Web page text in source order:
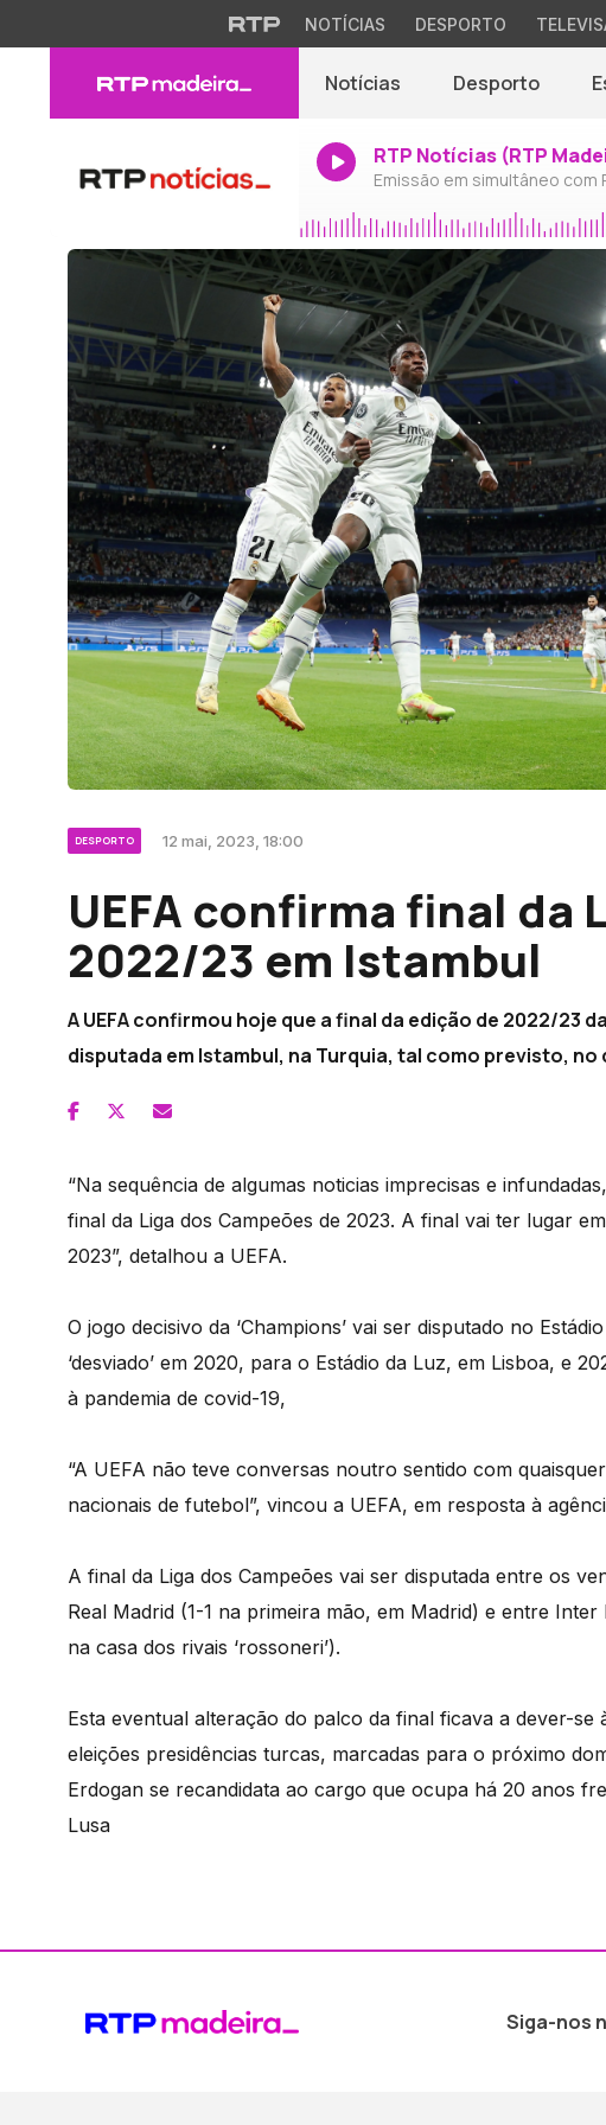
NOTÍCIAS DESPORTO
Notícias Desporto
RTP Notícias (RTP
Emissão em simultâneo com
DESPORTO 12 mai, 2023, 18:00
UEFA confirma final da
2022/23 em Istambul
A UEFA confirmou hoje que a final da edição de 2022/23
disputada em Istambul, na Turquia, tal como previsto, no
“Na sequência de algumas noticias imprecisas e
final da Liga dos Campeões de 2023. A final vai ter lugar
2023”, detalhou a UEFA.
O jogo decisivo da ‘Champions’ vai ser disputado no
‘desviado’ em 2020, para o Estádio da Luz, em Lisboa, e
à pandemia de covid-19,
“A UEFA não teve conversas noutro sentido com
nacionais de futebol”, vincou a UEFA, em resposta à
A final da Liga dos Campeões vai ser disputada entre os
Real Madrid (1-1 na primeira mão, em Madrid) e entre
na casa dos rivais ‘rossoneri’).
Esta eventual alteração do palco da final ficava a dever-
eleições presidências turcas, marcadas para o próximo
Erdogan se recandidata ao cargo que ocupa há 20 anos
Lusa
Siga-nos